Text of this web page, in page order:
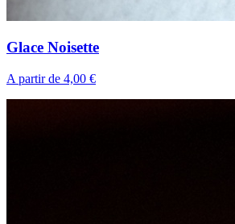
Glace Noisette
A partir de 4,00 €